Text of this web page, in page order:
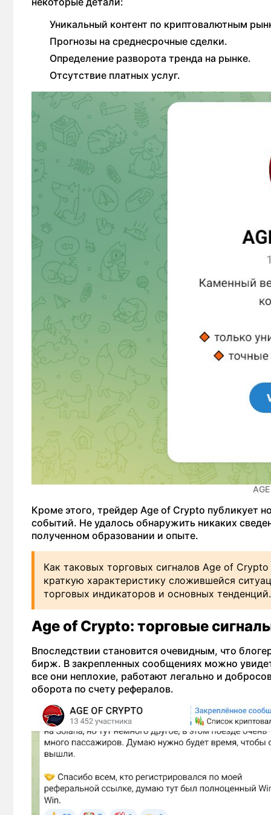
Уникальный контент по криптовалютным
Прогнозы на среднесрочные сделки.
Определение разворота тренда на рынке.
Отсутствие платных услуг.
Кроме этого, трейдер Age of Crypto публикует
событий. Не удалось обнаружить никаких
полученном образовании и опыте.
Как таковых торговых сигналов Age of
краткую характеристику сложившейся
торговых индикаторов и основных тенденций.
Age of Crypto: торговые
Впоследствии становится очевидным, что
бирж. В закрепленных сообщениях можно
все они неплохие, работают легально и
оборота по счету рефералов.